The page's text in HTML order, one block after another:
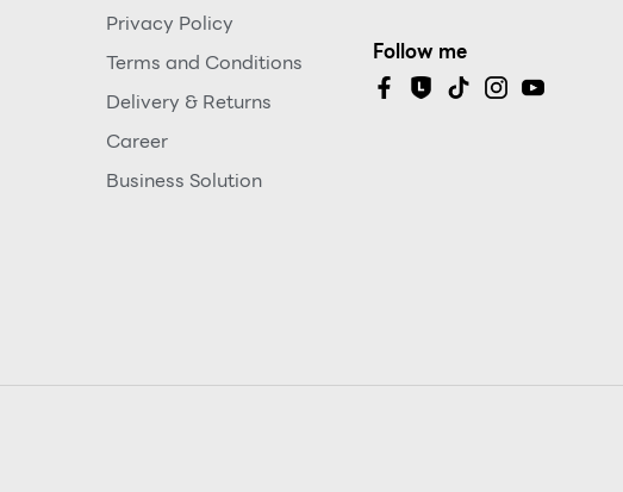
Privacy Policy
Terms and Conditions
Delivery & Returns
Career
Business Solution
Follow me